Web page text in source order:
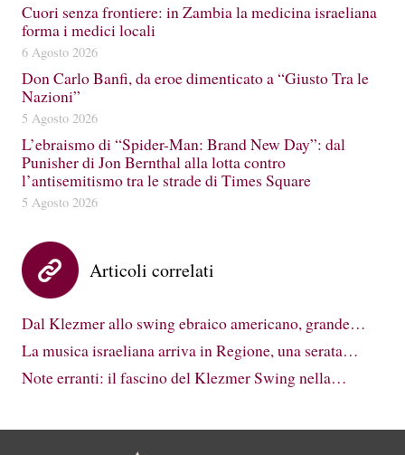
Cuori senza frontiere: in Zambia la medicina israeliana
forma i medici locali
6 Agosto 2026
Don Carlo Banfi, da eroe dimenticato a “Giusto Tra le
Nazioni”
5 Agosto 2026
L’ebraismo di “Spider-Man: Brand New Day”: dal
Punisher di Jon Bernthal alla lotta contro
l’antisemitismo tra le strade di Times Square
5 Agosto 2026
Articoli correlati
Dal Klezmer allo swing ebraico americano, grande…
La musica israeliana arriva in Regione, una serata…
Note erranti: il fascino del Klezmer Swing nella…